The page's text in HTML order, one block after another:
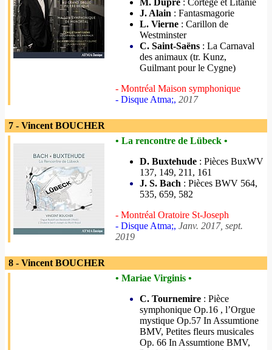
M. Dupré : Cortège et Litanie
J. Alain : Fantasmagorie
L. Vierne : Carillon de
Westminster
C. Saint-Saëns : La Carnaval
des animaux (tr. Kunz,
Guilmant pour le Cygne)
- Montréal Maison symphonique
- Disque Atma;, 2017
7 - Vincent BOUCHER
• La rencontre de Lübeck •
D. Buxtehude : Pièces BuxWV
137, 149, 211, 161
J. S. Bach : Pièces BWV 564,
535, 659, 582
- Montréal Oratoire St-Joseph
- Disque Atma;, Janv. 2017, sept.
2019
8 - Vincent BOUCHER
• Mariae Virginis •
C. Tournemire : Pièce
symphonique Op.16 , l’Orgue
mystique Op.57 In Assumtione
BMV, Petites fleurs musicales
Op. 66 In Assumtione BMV,